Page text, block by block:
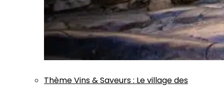
ThèmeVins & Saveurs: Le village des